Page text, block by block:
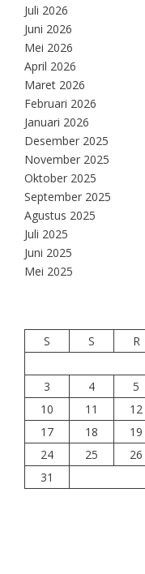
Juli 2026
Juni 2026
Mei 2026
April 2026
Maret 2026
Februari 2026
Januari 2026
Desember 2025
November 2025
Oktober 2025
September 2025
Agustus 2025
Juli 2025
Juni 2025
Mei 2025
S
S R
3
4 5
10
11 12
17
18 19
24
25 26
31